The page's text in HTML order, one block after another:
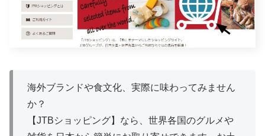
海外ブランドや食文化、実際に味わってみません
か？
【JTBショッピング】なら、世界各国のグルメや